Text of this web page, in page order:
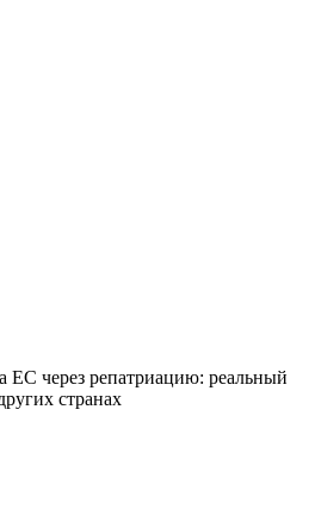
ЕС через репатриацию: реальный
странах